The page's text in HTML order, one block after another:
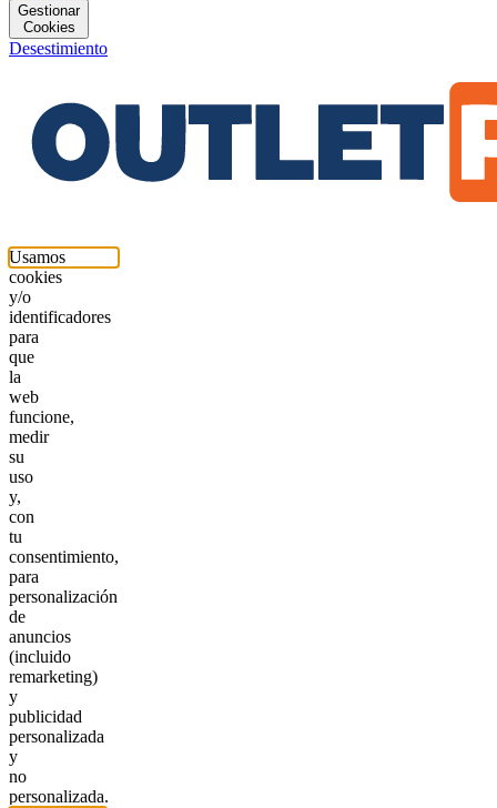
Gestionar
Cookies
Desestimiento
Usamos
cookies
y/o
identificadores
para
que
la
web
funcione,
medir
su
uso
y,
con
tu
consentimiento,
para
personalización
de
anuncios
(incluido
remarketing)
y
publicidad
personalizada
y
no
personalizada.